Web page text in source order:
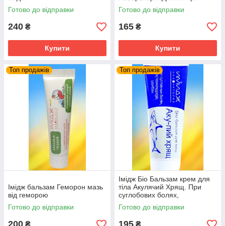
Готово до відправки
240 ₴
Купити
венозній недостатності.
Готово до відправки
165 ₴
Купити
Топ продажів
Імідж бальзам Геморон мазь
від геморою
Готово до відправки
200 ₴
Топ продажів
Імідж Біо Бальзам крем для
тіла Акулячий Хрящ. При
суглобових болях,
остеохондрозі ударах.
Готово до відправки
195 ₴